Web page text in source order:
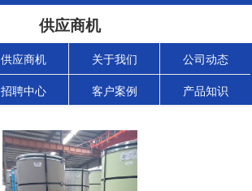
供应商机
供应商机 关于我们 公司动态
招聘中心 客户案例 产品知识